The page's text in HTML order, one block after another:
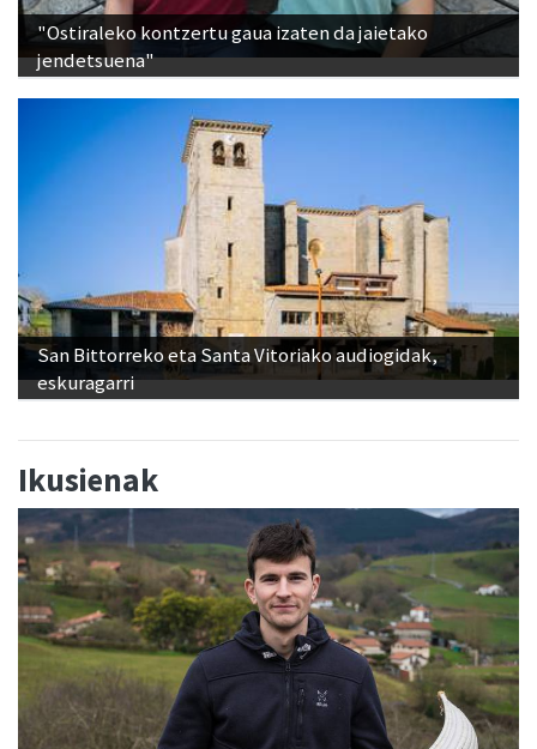
"Ostiraleko kontzertu gaua izaten da jaietako
jendetsuena"
San Bittorreko eta Santa Vitoriako audiogidak,
eskuragarri
Ikusienak